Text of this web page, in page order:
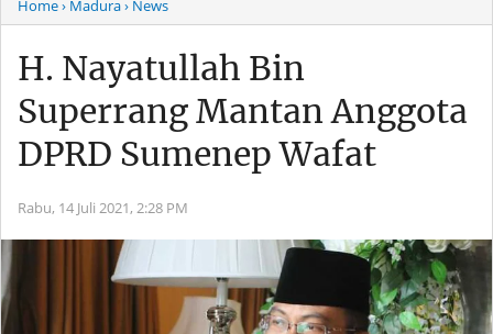
Home› Madura› News
H. Nayatullah Bin
Superrang Mantan Anggota
DPRD Sumenep Wafat
Rabu, 14 Juli 2021, 2:28 PM